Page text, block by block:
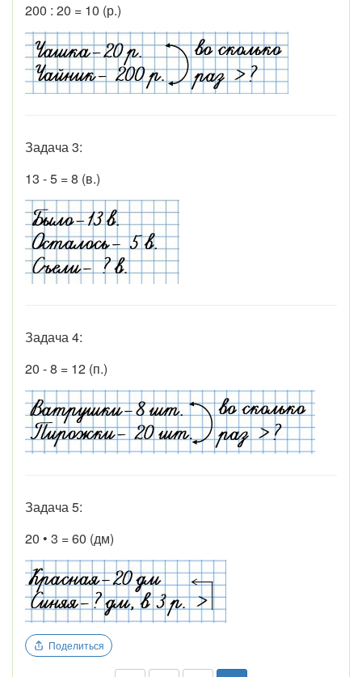
200 : 20 = 10 (р.)
Задача 3:
13 - 5 = 8 (в.)
Задача 4:
20 - 8 = 12 (п.)
Задача 5:
20 • 3 = 60 (дм)
Поделиться